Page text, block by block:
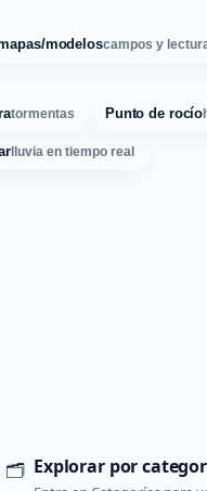
modeloscampos y
tormentas Punto de rocío
lluvia en tiempo real
🗂️ Explorar por